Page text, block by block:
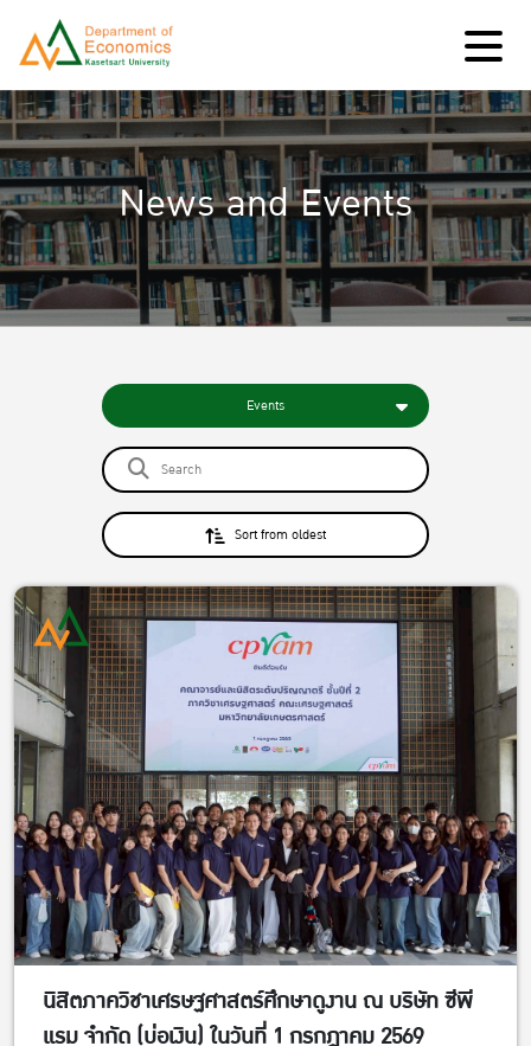
News and Events
Events
Sort from oldest
นิสิตภาควิชาเศรษฐศาสตร์ศึกษาดูงาน ณ บริษัท ซีพี
แรม จำกัด (บ่อเงิน) ในวันที่ 1 กรกฎาคม 2569